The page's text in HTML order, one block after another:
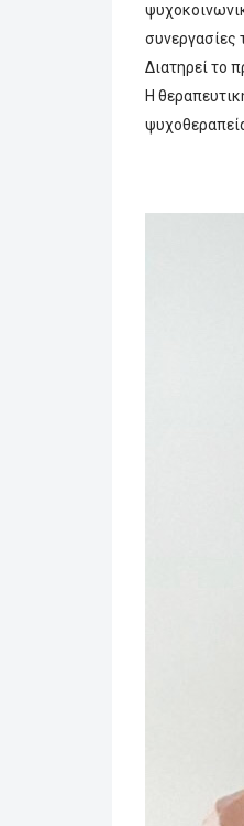
συνεργασίες
Διατηρεί το
Η